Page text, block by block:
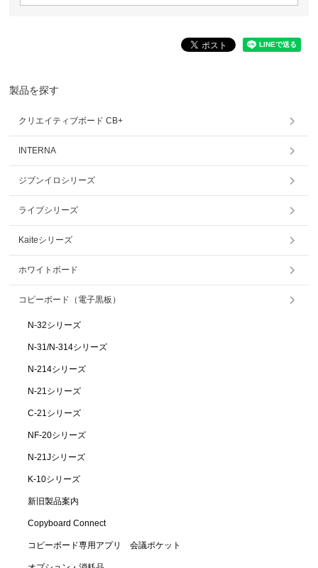
製品を探す
クリエイティブボード CB+
INTERNA
ジブンイロシリーズ
ライブシリーズ
Kaiteシリーズ
ホワイトボード
コピーボード（電子黒板）
N-32シリーズ
N-31/N-314シリーズ
N-214シリーズ
N-21シリーズ
C-21シリーズ
NF-20シリーズ
N-21Jシリーズ
K-10シリーズ
新旧製品案内
Copyboard Connect
コピーボード専用アプリ 会議ポケット